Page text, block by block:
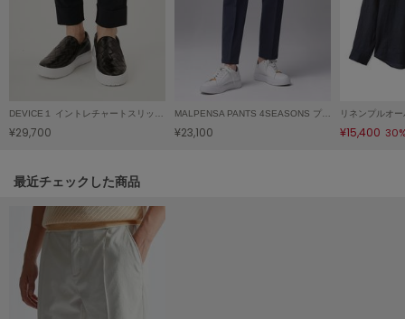
NOWNS
ナウンス
null.
オン
Onitsuka Tiger
オニツカ タイガー
ORGUE
オルグ
¥29,700 ¥23,100
リネンプルオ
¥15,400
関連記事
最近チェックした商品